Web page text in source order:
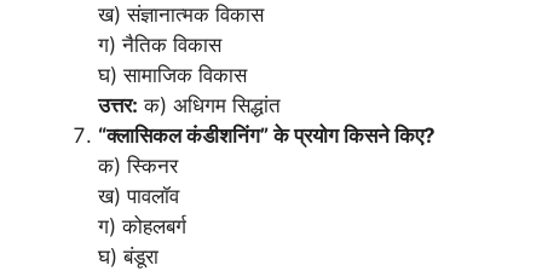
ख) संज्ञानात्मक विकास
ग) नैतिक विकास
घ) सामाजिक विकास
उत्तर: क) अधिगम सिद्धांत
“क्लासिकल कंडीशनिंग” के प्रयोग किसने किए?
क) स्किनर
ख) पावलॉव
ग) कोहलबर्ग
घ) बंडूरा